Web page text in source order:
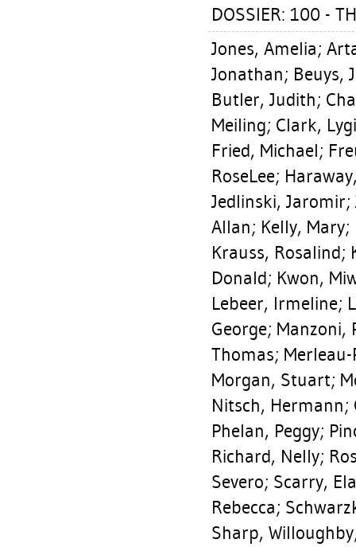
DOSSIER: 100 -
Jones, Amelia;
Jonathan; Beuys,
Butler, Judith;
Meiling; Clark,
Fried, Michael;
RoseLee;
Jedlinski, Jaromir;
Allan; Kelly, Mary;
Krauss, Rosalind;
Donald; Kwon,
Lebeer, Irmeline;
George; Manzoni,
Thomas;
Morgan, Stuart;
Nitsch, Hermann;
Phelan, Peggy;
Richard, Nelly;
Severo; Scarry,
Rebecca;
Sharp, Willoughby